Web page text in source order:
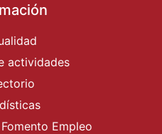
actividades
Empleo